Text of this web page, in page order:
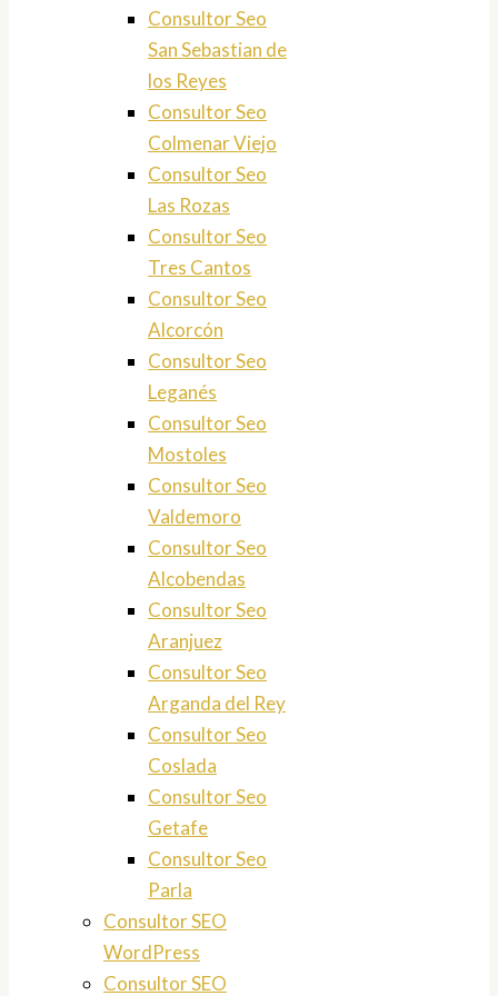
Consultor Seo
San Sebastian de
los Reyes
Consultor Seo
Colmenar Viejo
Consultor Seo
Las Rozas
Consultor Seo
Tres Cantos
Consultor Seo
Alcorcón
Consultor Seo
Leganés
Consultor Seo
Mostoles
Consultor Seo
Valdemoro
Consultor Seo
Alcobendas
Consultor Seo
Aranjuez
Consultor Seo
Arganda del Rey
Consultor Seo
Coslada
Consultor Seo
Getafe
Consultor Seo
Parla
Consultor SEO
WordPress
Consultor SEO